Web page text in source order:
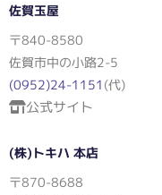
佐賀玉屋
〒840-8580
佐賀市中の小路2-5
(0952)24-1151 (代)
公式サイト
(株)トキハ 本店
〒870-8688